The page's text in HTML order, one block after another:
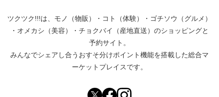
ツクツク!!!は、 モノ（物販） ・ コト（体験） ・ ゴチソウ（グルメ）
・ オメカシ（美容） ・ チョクバイ（産地直送） のショッピングと
予約サイト。
みんなでシェアし合う おすそ分けポイント機能を搭載した総合マ
ーケットプレイスです。